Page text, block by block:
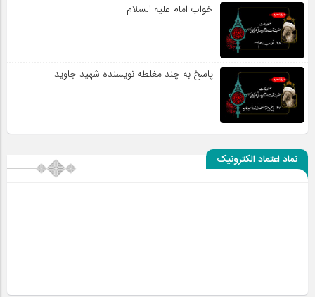
خواب امام علیه السلام
پاسخ به چند مغلطه نویسنده شهید جاوید
نماد اعتماد الکترونیک